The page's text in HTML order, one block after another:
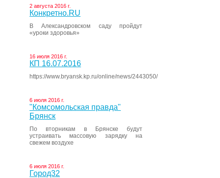
2 августа 2016 г.
Конкретно.RU
В Александровском саду пройдут
«уроки здоровья»
16 июля 2016 г.
КП 16.07.2016
https://www.bryansk.kp.ru/online/news/2443050/
6 июля 2016 г.
"Комсомольская правда"
Брянск
По вторникам в Брянске будут
устраивать массовую зарядку на
свежем воздухе
6 июля 2016 г.
Город32